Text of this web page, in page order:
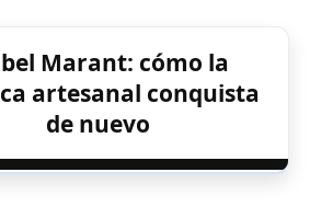
Marant: cómo la
artesanal conquista
de nuevo